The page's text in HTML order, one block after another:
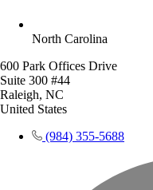
North Carolina
600 Park Offices Drive
Suite 300 #44
Raleigh, NC
United States
(984) 355-5688